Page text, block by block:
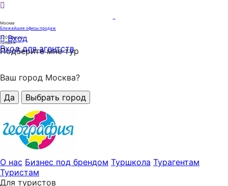
Москва
Ближайшие офисы продаж
320офисов
продаж
Вход
Вход для агентств
Подберите мне тур
Ваш город Москва?
Да
Выбрать город
О нас Бизнес под брендом Туршкола Турагентам
Туристам
Для туристов